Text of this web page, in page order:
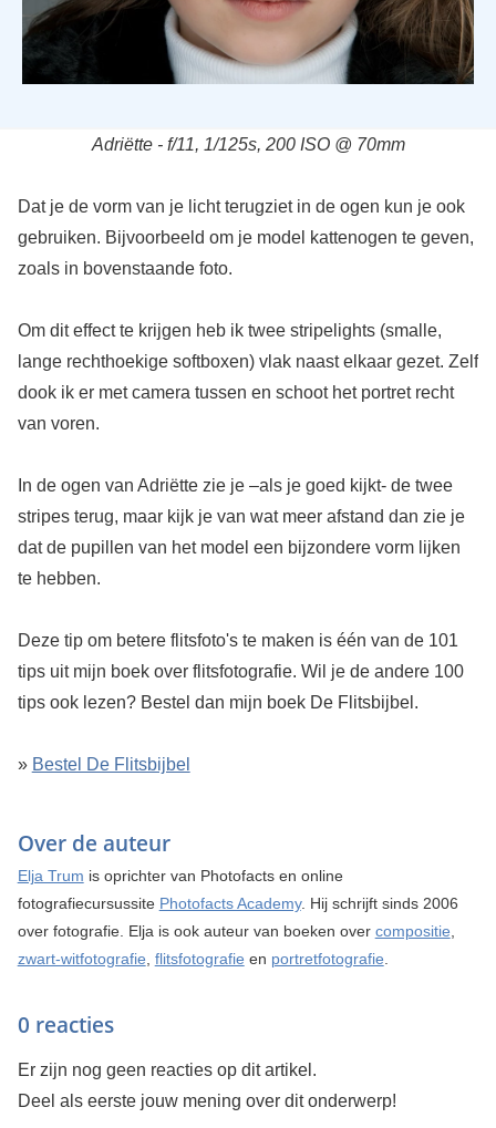
Adriëtte - f/11, 1/125s, 200 ISO @ 70mm
Dat je de vorm van je licht terugziet in de ogen kun je ook
gebruiken. Bijvoorbeeld om je model kattenogen te geven,
zoals in bovenstaande foto.
Om dit effect te krijgen heb ik twee stripelights (smalle,
lange rechthoekige softboxen) vlak naast elkaar gezet. Zelf
dook ik er met camera tussen en schoot het portret recht
van voren.
In de ogen van Adriëtte zie je –als je goed kijkt- de twee
stripes terug, maar kijk je van wat meer afstand dan zie je
dat de pupillen van het model een bijzondere vorm lijken
te hebben.
Deze tip om betere flitsfoto's te maken is één van de 101
tips uit mijn boek over flitsfotografie. Wil je de andere 100
tips ook lezen? Bestel dan mijn boek De Flitsbijbel.
» Bestel De Flitsbijbel
Over de auteur
Elja Trum is oprichter van Photofacts en online
fotografiecursussite Photofacts Academy. Hij schrijft sinds 2006
over fotografie. Elja is ook auteur van boeken over compositie,
zwart-witfotografie, flitsfotografie en portretfotografie.
0 reacties
Er zijn nog geen reacties op dit artikel.
Deel als eerste jouw mening over dit onderwerp!